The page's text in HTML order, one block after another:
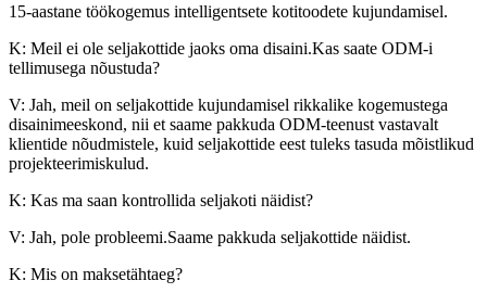
15-aastane töökogemus intelligentsete kotitoodete kujundamisel.
K: Meil ​​ei ole seljakottide jaoks oma disaini.Kas saate ODM-i
tellimusega nõustuda?
V: Jah, meil on seljakottide kujundamisel rikkalike kogemustega
disainimeeskond, nii et saame pakkuda ODM-teenust vastavalt
klientide nõudmistele, kuid seljakottide eest tuleks tasuda mõistlikud
projekteerimiskulud.
K: Kas ma saan kontrollida seljakoti näidist?
V: Jah, pole probleemi.Saame pakkuda seljakottide näidist.
K: Mis on maksetähtaeg?